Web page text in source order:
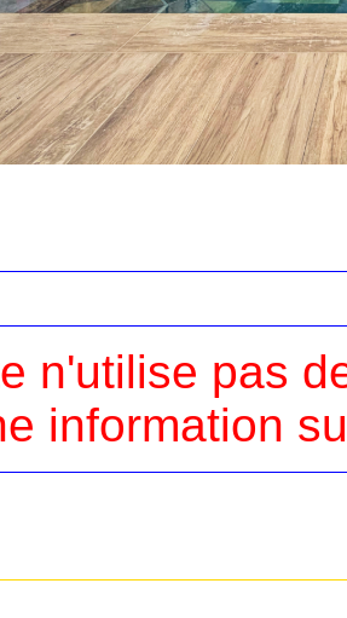
n'utilise pas
information